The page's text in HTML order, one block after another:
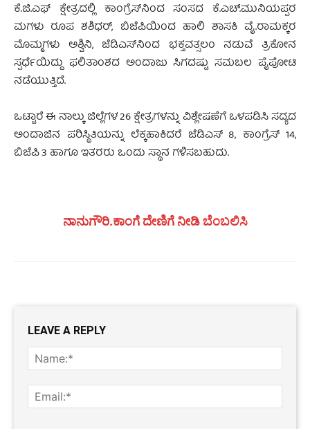
ಕೆ.ಜಿ.ಎಫ್ ಕ್ಷೇತ್ರದಲ್ಲಿ ಕಾಂಗ್ರೆಸ್‍ನಿಂದ ಸಂಸದ ಕೆ.ಎಚ್.ಮುನಿಯಪ್ಪರ
ಮಗಳು ರೂಪ ಶಶಿಧರ್, ಬಿಜೆಪಿಯಿಂದ ಹಾಲಿ ಶಾಸಕಿ ವೈ.ರಾಮಕ್ಕರ
ಮೊಮ್ಮಗಳು ಅಶ್ವಿನಿ, ಜೆಡಿಎಸ್‍ನಿಂದ ಭಕ್ತವತ್ಸಲಂ ನಡುವೆ ತ್ರಿಕೋನ
ಸ್ಪರ್ಧೆಯಿದ್ದು ಫಲಿತಾಂಶದ ಅಂದಾಜು ಸಿಗದಷ್ಟು ಸಮಬಲ ಪೈಪೋಟಿ
ನಡೆಯುತ್ತಿದೆ.
ಒಟ್ಟಾರೆ ಈ ನಾಲ್ಕು ಜಿಲ್ಲೆಗಳ 26 ಕ್ಷೇತ್ರಗಳನ್ನು ವಿಶ್ಲೇಷಣೆಗೆ ಒಳಪಡಿಸಿ ಸದ್ಯದ
ಅಂದಾಜಿನ ಪರಿಸ್ಥಿತಿಯನ್ನು ಲೆಕ್ಕಹಾಕಿದರೆ ಜೆಡಿಎಸ್ 8, ಕಾಂಗ್ರೆಸ್ 14,
ಬಿಜೆಪಿ 3 ಹಾಗೂ ಇತರರು ಒಂದು ಸ್ಥಾನ ಗಳಿಸಬಹುದು.
ನಾನುಗೌರಿ.ಕಾಂಗೆ ದೇಣಿಗೆ ನೀಡಿ ಬೆಂಬಲಿಸಿ
LEAVE A REPLY